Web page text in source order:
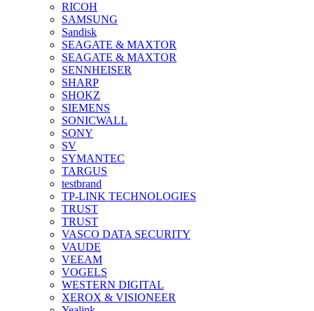
RICOH
SAMSUNG
Sandisk
SEAGATE & MAXTOR
SEAGATE & MAXTOR
SENNHEISER
SHARP
SHOKZ
SIEMENS
SONICWALL
SONY
SV
SYMANTEC
TARGUS
testbrand
TP-LINK TECHNOLOGIES
TRUST
TRUST
VASCO DATA SECURITY
VAUDE
VEEAM
VOGELS
WESTERN DIGITAL
XEROX & VISIONEER